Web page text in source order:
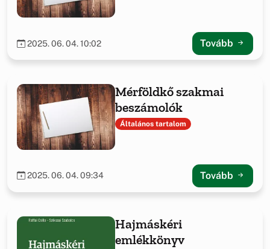
2025. 06. 04. 10:02 Tovább
Mérföldkő szakmai
beszámolók
Általános tartalom
2025. 06. 04. 09:34 Tovább
Hajmáskéri
emlékkönyv